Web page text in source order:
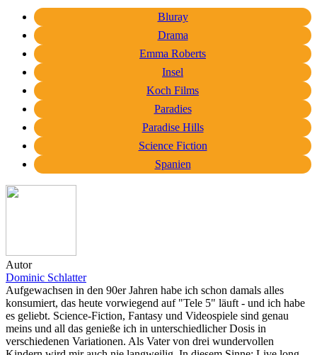
Bluray
Drama
Emma Roberts
Insel
Koch Films
Paradies
Paradise Hills
Science Fiction
Spanien
Autor
Dominic Schlatter
Aufgewachsen in den 90er Jahren habe ich schon damals alles
konsumiert, das heute vorwiegend auf "Tele 5" läuft - und ich habe
es geliebt. Science-Fiction, Fantasy und Videospiele sind genau
meins und all das genieße ich in unterschiedlicher Dosis in
verschiedenen Variationen. Als Vater von drei wundervollen